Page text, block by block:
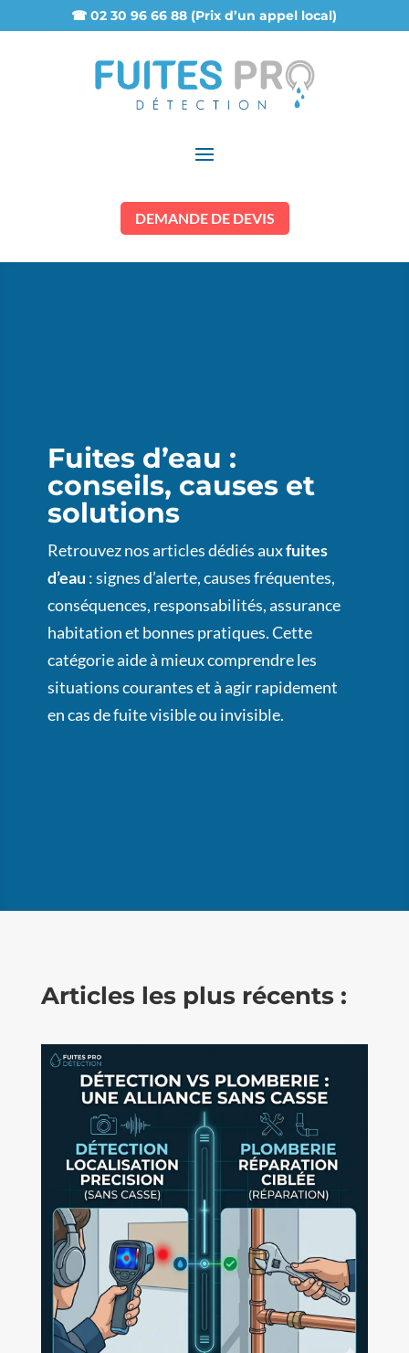
☎ 02 30 96 66 88 (Prix d’un appel local)
DEMANDE DE DEVIS
Fuites d’eau :
conseils, causes et
solutions
Retrouvez nos articles dédiés auxfuites
d’eau : signes d’alerte, causes fréquentes,
conséquences, responsabilités, assurance
habitation et bonnes pratiques. Cette
catégorie aide à mieux comprendre les
situations courantes et à agir rapidement
en cas de fuite visible ou invisible.
Articles les plus récents :